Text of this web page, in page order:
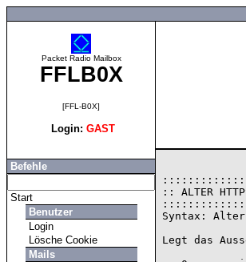
Packet Radio Mailbox
FFLB0X
[FFL-B0X]
Login: GAST
Befehle
Start
Benutzer
Login
Lösche Cookie
Mails
:: ALTER
Syntax:
Legt das